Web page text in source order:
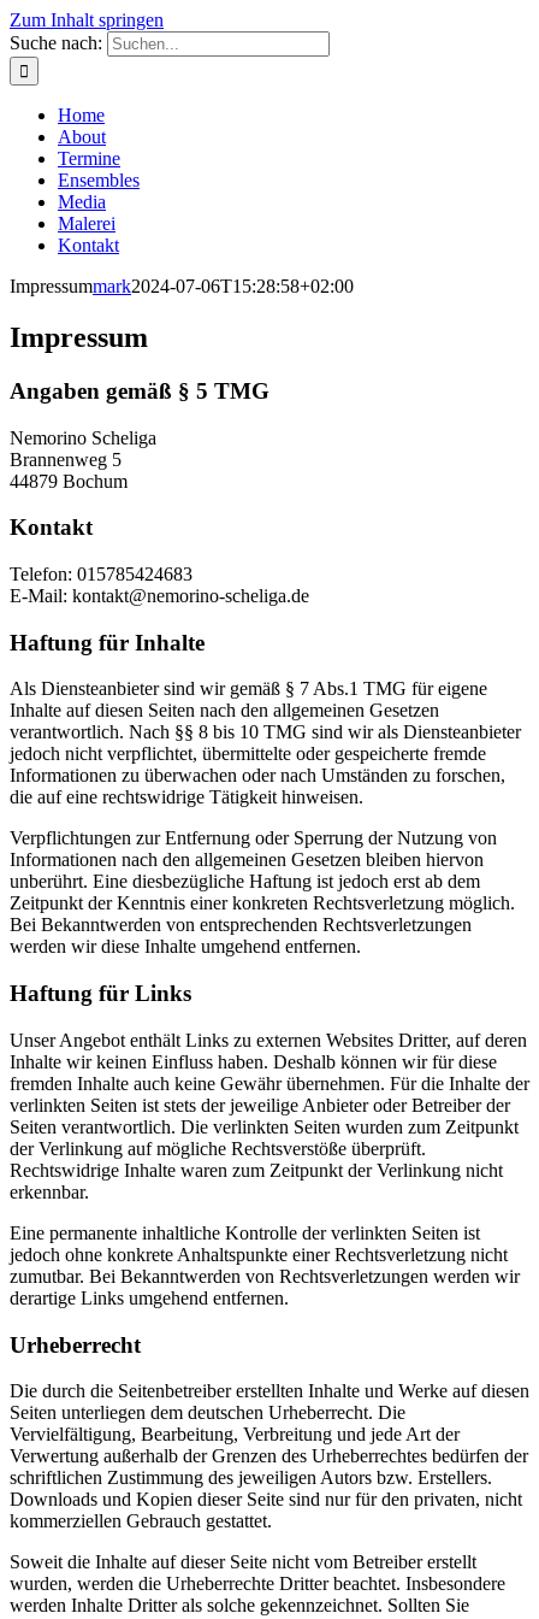
Zum Inhalt springen
Suche nach:
Home
About
Termine
Ensembles
Media
Malerei
Kontakt
Impressummark2024-07-06T15:28:58+02:00
Impressum
Angaben gemäß § 5 TMG
Nemorino Scheliga
Brannenweg 5
44879 Bochum
Kontakt
Telefon: 015785424683
E-Mail: kontakt@nemorino-scheliga.de
Haftung für Inhalte
Als Diensteanbieter sind wir gemäß § 7 Abs.1 TMG für eigene
Inhalte auf diesen Seiten nach den allgemeinen Gesetzen
verantwortlich. Nach §§ 8 bis 10 TMG sind wir als Diensteanbieter
jedoch nicht verpflichtet, übermittelte oder gespeicherte fremde
Informationen zu überwachen oder nach Umständen zu forschen,
die auf eine rechtswidrige Tätigkeit hinweisen.
Verpflichtungen zur Entfernung oder Sperrung der Nutzung von
Informationen nach den allgemeinen Gesetzen bleiben hiervon
unberührt. Eine diesbezügliche Haftung ist jedoch erst ab dem
Zeitpunkt der Kenntnis einer konkreten Rechtsverletzung möglich.
Bei Bekanntwerden von entsprechenden Rechtsverletzungen
werden wir diese Inhalte umgehend entfernen.
Haftung für Links
Unser Angebot enthält Links zu externen Websites Dritter, auf deren
Inhalte wir keinen Einfluss haben. Deshalb können wir für diese
fremden Inhalte auch keine Gewähr übernehmen. Für die Inhalte der
verlinkten Seiten ist stets der jeweilige Anbieter oder Betreiber der
Seiten verantwortlich. Die verlinkten Seiten wurden zum Zeitpunkt
der Verlinkung auf mögliche Rechtsverstöße überprüft.
Rechtswidrige Inhalte waren zum Zeitpunkt der Verlinkung nicht
erkennbar.
Eine permanente inhaltliche Kontrolle der verlinkten Seiten ist
jedoch ohne konkrete Anhaltspunkte einer Rechtsverletzung nicht
zumutbar. Bei Bekanntwerden von Rechtsverletzungen werden wir
derartige Links umgehend entfernen.
Urheberrecht
Die durch die Seitenbetreiber erstellten Inhalte und Werke auf diesen
Seiten unterliegen dem deutschen Urheberrecht. Die
Vervielfältigung, Bearbeitung, Verbreitung und jede Art der
Verwertung außerhalb der Grenzen des Urheberrechtes bedürfen der
schriftlichen Zustimmung des jeweiligen Autors bzw. Erstellers.
Downloads und Kopien dieser Seite sind nur für den privaten, nicht
kommerziellen Gebrauch gestattet.
Soweit die Inhalte auf dieser Seite nicht vom Betreiber erstellt
wurden, werden die Urheberrechte Dritter beachtet. Insbesondere
werden Inhalte Dritter als solche gekennzeichnet. Sollten Sie